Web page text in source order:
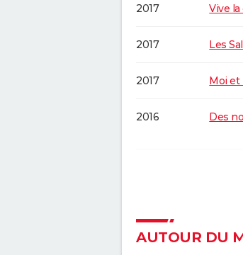
2017 Vive la
2017 Les
2017 Moi et
2016 Des
2011 Je
AUTOUR DU